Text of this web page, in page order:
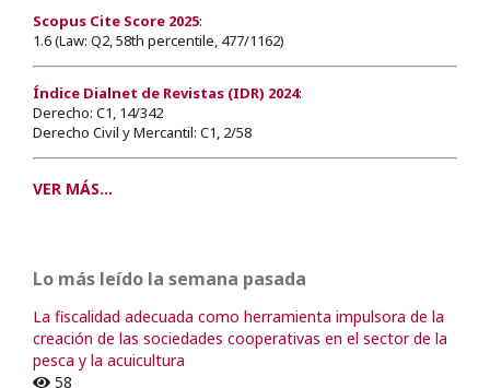
Scopus Cite Score 2025:
1.6 (Law: Q2, 58th percentile, 477/1162)
Índice Dialnet de Revistas (IDR) 2024:
Derecho: C1, 14/342
Derecho Civil y Mercantil: C1, 2/58
VER MÁS...
Lo más leído la semana pasada
La fiscalidad adecuada como herramienta impulsora de la
creación de las sociedades cooperativas en el sector de la
pesca y la acuicultura
58